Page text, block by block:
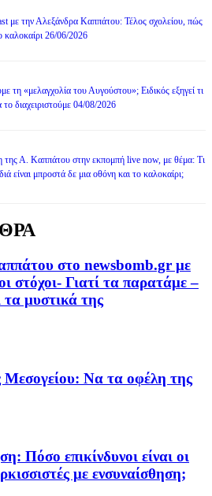
με την Αλεξάνδρα Καππάτου: Τέλος σχολείου, πώς
καλοκαίρι 26/06/2026
τη «μελαγχολία του Αυγούστου»; Ειδικός εξηγεί τι
το διαχειριστούμε 04/08/2026
Α. Καππάτου στην εκπομπή live now, με θέμα: Τι
είναι μπροστά δε μια οθόνη και το καλοκαίρι;
στο newsbomb.gr με
στόχοι- Γιατί τα παρατάμε –
τα μυστικά της
Μεσογείου: Να τα οφέλη της
Πόσο επικίνδυνοι είναι οι
με ενσυναίσθηση;